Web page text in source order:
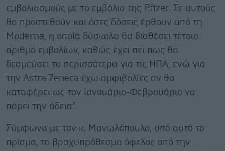
εμβολιασμούς με το εμβόλιο της Pfizer. Σε αυτούς
θα προστεθούν και όσες δόσεις έρθουν από τη
Moderna, η οποία δύσκολα θα διαθέσει τέτοιο
αριθμό εμβολίων, καθώς έχει πει πως θα
δεσμεύσει τα περισσότερα για τις ΗΠΑ, ενώ για
την Astra Zeneca έχω αμφιβολίες αν θα
καταφέρει ως τον Ιανουάριο-Φεβρουάριο να
πάρει την άδεια".
Σύμφωνα με τον κ. Μανωλόπουλο, υπό αυτό το
πρίσμα, το βραχυπρόθεσμο όφελος από την